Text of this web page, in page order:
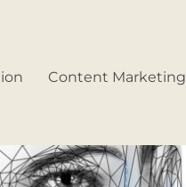
Content Marketing